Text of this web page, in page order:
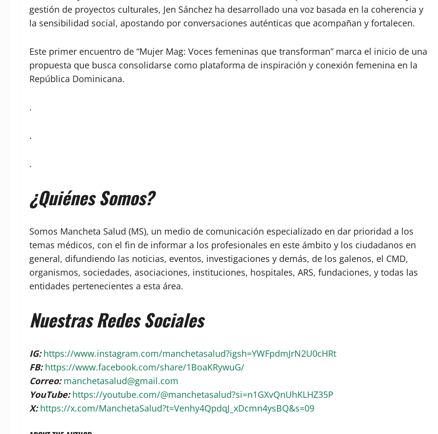
gestión de proyectos culturales, Jen Sánchez ha desarrollado una voz basada en la coherencia y
la sensibilidad social, apostando por conversaciones auténticas que acompañan y fortalecen.
Este primer encuentro de “Mujer Mag: Voces femeninas que transforman” marca el inicio de una
propuesta que busca consolidarse como plataforma de inspiración y conexión femenina en la
República Dominicana.
.
.
.
¿Quiénes Somos?
Somos Mancheta Salud (MS), un medio de comunicación especializado en dar prioridad a los
temas médicos, con el fin de informar a los profesionales en este ámbito y los ciudadanos en
general, difundiendo las noticias, eventos, investigaciones y demás, de los galenos, el CMD,
organismos, sociedades, asociaciones, instituciones, hospitales, ARS, fundaciones, y todas las
entidades pertenecientes a esta área.
Nuestras Redes Sociales
IG:https://www.instagram.com/manchetasalud?igsh=YWFpdmJrN2U0cHRt
FB:https://www.facebook.com/share/1BoaKRywuG/
Correo:manchetasalud@gmail.com
YouTube: https://youtube.com/@manchetasalud?si=n1GXvQnUhKLHZ35P
X:https://x.com/ManchetaSalud?t=Venhy4QpdqJ_xDcmn4ysBQ&s=09